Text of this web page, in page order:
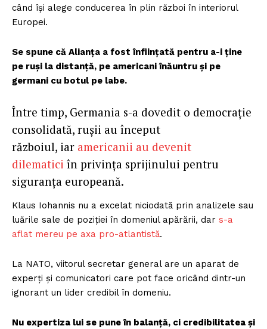
când își alege conducerea în plin război în interiorul
Europei.
Se spune că Alianța a fost înființată pentru a-i ține
pe ruși la distanță, pe americani înăuntru și pe
germani cu botul pe labe.
Între timp, Germania s-a dovedit o democrație
consolidată, rușii au început
războiul, iar americanii au devenit
dilematici în privința sprijinului pentru
siguranța europeană.
Klaus Iohannis nu a excelat niciodată prin analizele sau
luările sale de poziției în domeniul apărării, dar s-a
aflat mereu pe axa pro-atlantistă.
La NATO, viitorul secretar general are un aparat de
experți și comunicatori care pot face oricând dintr-un
ignorant un lider credibil în domeniu.
Nu expertiza lui se pune în balanță, ci credibilitatea și